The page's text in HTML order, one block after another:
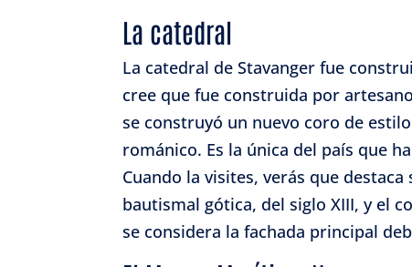
La catedral
La catedral de Stavanger fue
cree que fue construida por
se construyó un nuevo coro de
románico. Es la única del país que
Cuando la visites, verás que
bautismal gótica, del siglo XIII, y el
se considera la fachada principal